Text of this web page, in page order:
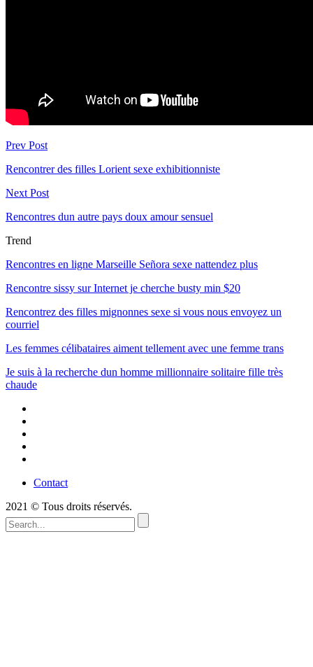
Prev Post
Rencontrer des filles Lorient sexe exhibitionniste
Next Post
Rencontres dun autre pays doux amour sensuel
Trend
Rencontres en ligne Marseille Señora sexe nattendez plus
Rencontre sissy sur Internet je cherche busty min $20
Rencontrez des filles mignonnes sexe si vous nous envoyez un
courriel
Les femmes célibataires aiment tellement avec une femme trans
Je suis à la recherche dun homme millionnaire solitaire fille très
chaude
Contact
2021 © Tous droits réservés.